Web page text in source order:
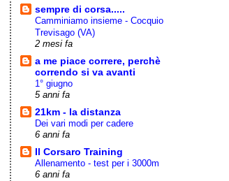
sempre di corsa.....
Camminiamo insieme - Cocquio
Trevisago (VA)
2 mesi fa
a me piace correre, perchè
correndo si va avanti
1° giugno
5 anni fa
21km - la distanza
Dei vari modi per cadere
6 anni fa
Il Corsaro Training
Allenamento - test per i 3000m
6 anni fa